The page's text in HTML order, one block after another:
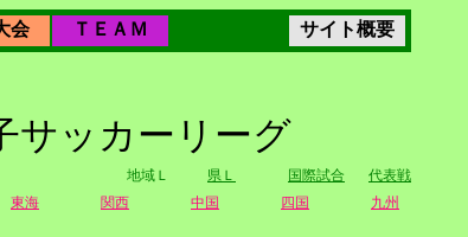
会 ＴＥＡＭ
サイト概要
サッカーリーグ
地域Ｌ 県Ｌ 国際試合
代表戦
東海 関西 中国 四国 九州